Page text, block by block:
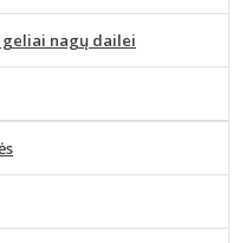
geliai nagų dailei